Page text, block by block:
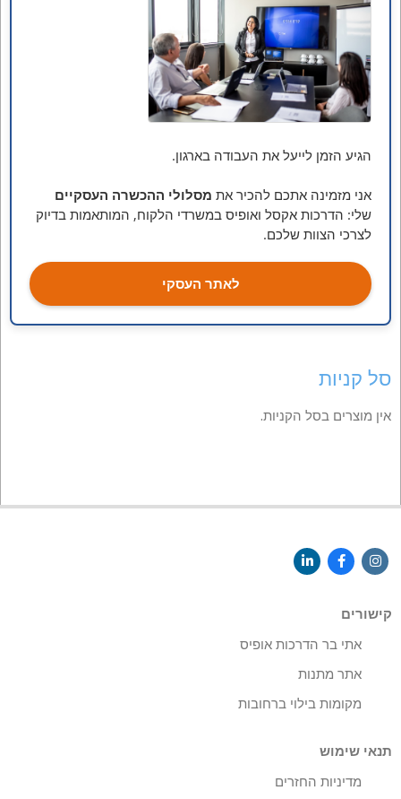
הגיע הזמן לייעל את העבודה בארגון.
אני מזמינה אתכם להכיר את מסלולי ההכשרה העסקיים
שלי: הדרכות אקסל ואופיס במשרדי הלקוח, המותאמות בדיוק
לצרכי הצוות שלכם.
לאתר העסקי
סל קניות
אין מוצרים בסל הקניות.
קישורים
אתי בר הדרכות אופיס
אתר מתנות
מקומות בילוי ברחובות
תנאי שימוש
מדיניות החזרים